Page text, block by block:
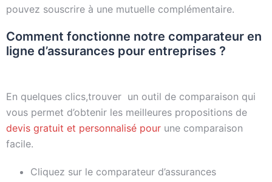
pouvez souscrire à une mutuelle complémentaire.
Comment fonctionne notre comparateur en
ligne d’assurances pour entreprises ?
En quelques clics,trouver un outil de comparaison qui
vous permet d’obtenir les meilleures propositions de
devis gratuit et personnalisé pour une comparaison
facile.
Cliquez sur le comparateur d’assurances